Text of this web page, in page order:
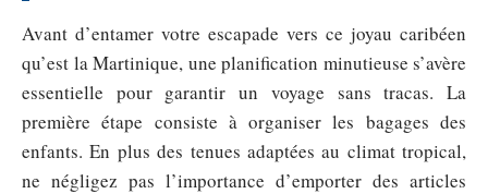
Avant d’entamer votre escapade vers ce joyau caribéen
qu’est la Martinique, une planification minutieuse s’avère
essentielle pour garantir un voyage sans tracas. La
première étape consiste à organiser les bagages des
enfants. En plus des tenues adaptées au climat tropical,
ne négligez pas l’importance d’emporter des articles